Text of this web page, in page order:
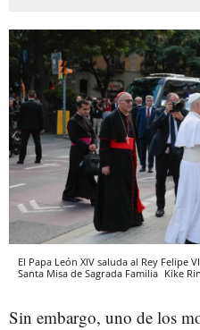
El Papa León XIV saluda al Rey Felipe
Santa Misa de Sagrada Familia Kike
Sin embargo, uno de los